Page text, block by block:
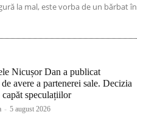
la mal, este vorba de un bărbat în
Nicușor Dan a publicat
avere a partenerei sale. Decizia
capăt speculațiilor
- 5 august 2026